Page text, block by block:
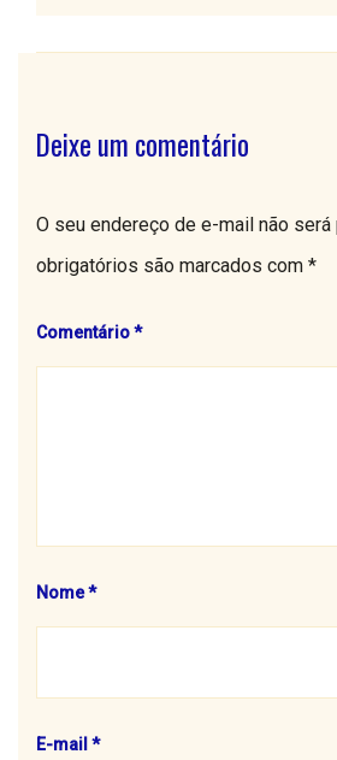
Deixe um comentário
O seu endereço de e-mail não será
obrigatórios são marcados com *
Comentário*
Nome*
E-mail *